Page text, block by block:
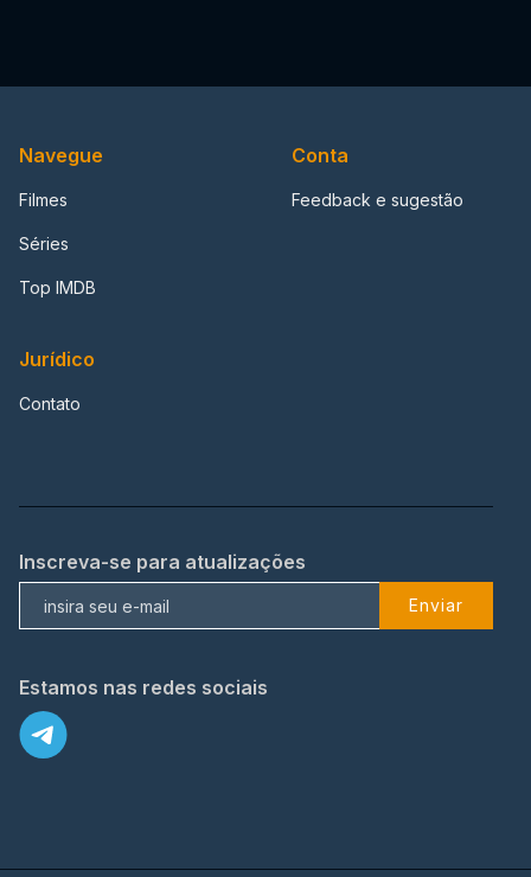
Navegue
Filmes
Séries
Top IMDB
Conta
Feedback e sugestão
Jurídico
Contato
Inscreva-se para atualizações
Enviar
Estamos nas redes sociais